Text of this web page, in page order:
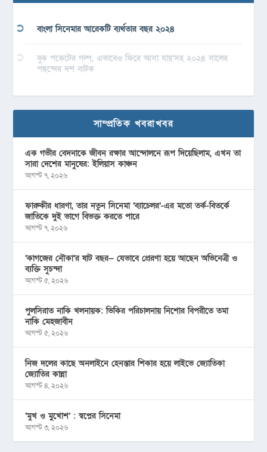
বাংলা সিনেমার আরেকটি ব্যর্থতার বছর ২০২৪
বুক পকেটের গল্প, এভাবেও ফিরে আসা যায়’সহ ২০২৪ সালের
পছন্দের দশ নাটক
সাম্প্রতিক খবরাখবর
এক গভীর বেদনাকে জীবন রক্ষার আন্দোলনে রূপ দিয়েছিলাম, এখন তা
সারা দেশের মানুষের: ইলিয়াস কাঞ্চন
আগস্ট ৭, ২০২৬
ফারুকীর ধারণা, তার নতুন সিনেমা ‘ব্যাচেলর’-এর মতো তর্ক-বিতর্কে
জাতিকে দুই ভাগে বিভক্ত করতে পারে
আগস্ট ৭, ২০২৬
‘কাগজের নৌকা’র ষাট বছর— যেভাবে প্রেরণা হয়ে আছেন অভিনেত্রী ও
ব্যক্তি সুচন্দা
আগস্ট ৫, ২০২৬
পুলসিরাত নাকি খলনায়ক: ভিকির পরিচালনায় নিশোর বিপরীতে তমা
নাকি মেহজাবীন
আগস্ট ৫, ২০২৬
নিজ দলের কাছে অনলাইনে হেনস্তার শিকার হয়ে লাইভে জ্যোতিকা
জ্যোতির কান্না
আগস্ট ৪, ২০২৬
‘মুখ ও মু্খোশ’ : স্বপ্নের সিনেমা
আগস্ট ৩, ২০২৬